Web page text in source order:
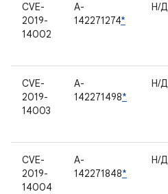
CVE-
2019-
14002
A-
142271274*
Н/Д
CVE-
2019-
14003
A-
142271498*
Н/Д
CVE-
2019-
14004
A-
142271848*
Н/Д